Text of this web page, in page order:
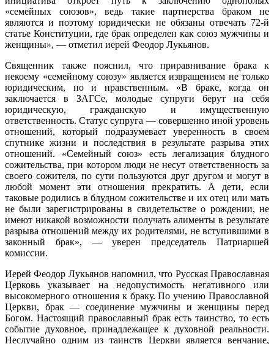
«семейных союзов», ведь такие партнерства браком не
являются и поэтому юридически не обязаны отвечать 72-й
статье Конституции, где брак определен как союз мужчины и
женщины», — отметил иерей Феодор Лукьянов.
Священник также пояснил, что приравнивание брака к
некоему «семейному союзу» является извращением не только
юридическим, но и нравственным. «В браке, когда он
заключается в ЗАГСе, молодые супруги берут на себя
юридическую, гражданскую и имущественную
ответственность. Статус супруга — совершенно иной уровень
отношений, который подразумевает уверенность в своем
спутнике жизни и последствия в результате разрыва этих
отношений. «Семейный союз» есть легализация блудного
сожительства, при котором люди не несут ответственность за
своего сожителя, по сути пользуются друг другом и могут в
любой момент эти отношения прекратить. А дети, если
таковые родились в блудном сожительстве и их отец или мать
не были зарегистрированы в свидетельстве о рождении, не
имеют никакой возможности получать алименты в результате
разрыва отношений между их родителями, не вступившими в
законный брак», — уверен председатель Патриаршей
комиссии.
Иерей Феодор Лукьянов напомнил, что Русская Православная
Церковь указывает на недопустимость негативного или
высокомерного отношения к браку. По учению Православной
Церкви, брак — соединение мужчины и женщины перед
Богом. Настоящий православный брак есть таинство, то есть
событие духовное, принадлежащее к духовной реальности.
Неслучайно одним из таинств Церкви является венчание,